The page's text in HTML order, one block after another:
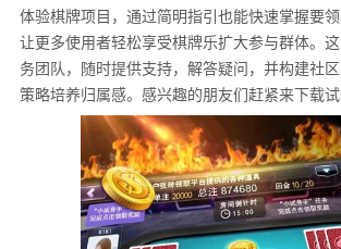
体验棋牌项目，通过简明指引也能快速掌握要
让更多使用者轻松享受棋牌乐扩大参与群体。
务团队，随时提供支持，解答疑问，并构建社
策略培养归属感。感兴趣的朋友们赶紧来下载